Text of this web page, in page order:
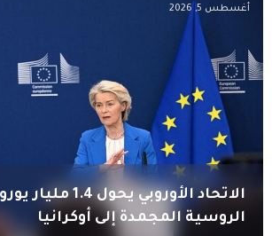
أغسطس 5, 2026
الاتحاد الأوروبي
الروسية المجمدة إلى أوكرانيا